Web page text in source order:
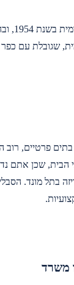
שגובלת עם כפר
פרטיים,
שכן אתם
בתל מונד.
משרד